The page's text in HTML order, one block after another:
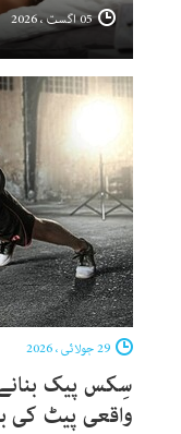
05 اگست ، 2026
سِکس پیک بنانے
واقعی پیٹ کی